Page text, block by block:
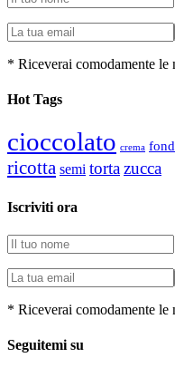
* Riceverai comodamente le
Hot Tags
cioccolato crema
ricotta semi tortazucca
Iscriviti ora
* Riceverai comodamente le
Seguitemi su